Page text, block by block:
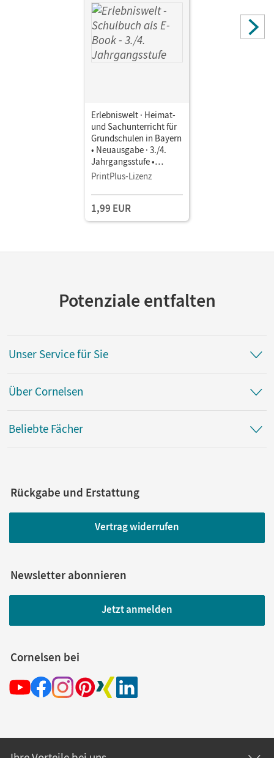
Erlebniswelt · Heimat-
und Sachunterricht für
Grundschulen in Bayern
• Neuausgabe · 3./4.
Jahrgangsstufe •
Schulbuch als E-Book
PrintPlus-Lizenz
1,99 EUR
Potenziale entfalten
Unser Service für Sie
Über Cornelsen
Beliebte Fächer
Rückgabe und Erstattung
Vertrag widerrufen
Newsletter abonnieren
Jetzt anmelden
Cornelsen bei